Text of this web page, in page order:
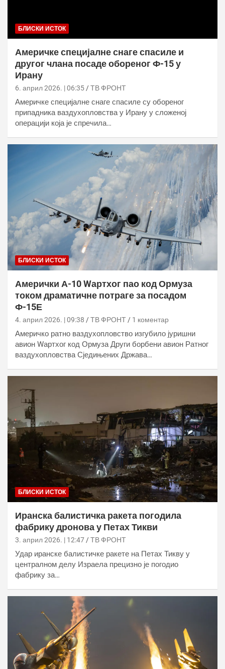
БЛИСКИ ИСТОК
Америчке специјалне снаге спасиле и
другог члана посаде обореног Ф-15 у
Ирану
6. април 2026. | 06:35 ТВ ФРОНТ
Америчке специјалне снаге спасиле су обореног
припадника ваздухопловства у Ирану у сложеној
операцији која је спречила…
БЛИСКИ ИСТОК
Амерички А-10 Wартхог пао код Ормуза
током драматичне потраге за посадом
Ф-15Е
4. април 2026. | 09:38 ТВ ФРОНТ 1 коментар
Америчко ратно ваздухопловство изгубило јуришни
авион Wартхог код Ормуза Други борбени авион Ратног
ваздухопловства Сједињених Држава…
БЛИСКИ ИСТОК
Иранска балистичка ракета погодила
фабрику дронова у Петах Тикви
3. април 2026. | 12:47 ТВ ФРОНТ
Удар иранске балистичке ракете на Петах Тикву у
централном делу Израела прецизно је погодио
фабрику за…